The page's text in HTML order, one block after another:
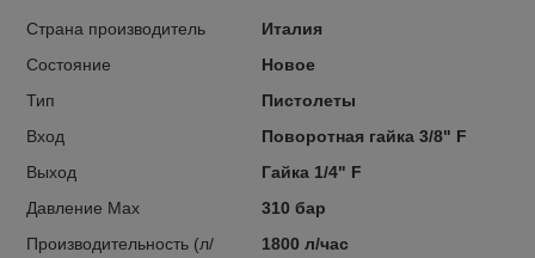
Страна производитель
Италия
Состояние
Новое
Тип
Пистолеты
Вход
Поворотная гайка 3/8" F
Выход
Гайка 1/4" F
Давление Max
310 бар
Производительность (л/
1800 л/час